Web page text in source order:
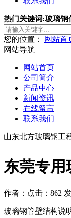
热门关键词:玻璃钢
您的位置： 网站首
东莞专用
作者： 点击：862
玻璃钢管壁结构说
网站导航
网站首页
公司简介
产品中心
新闻资讯
在线留言
联系我们
山东北方玻璃钢工